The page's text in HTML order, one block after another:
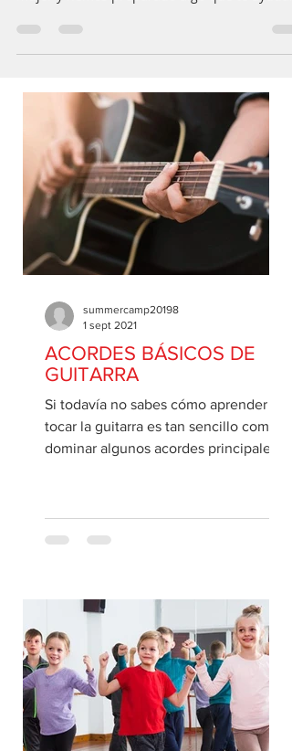
poder femenino en tu sangre? Es el mes de la
mujer y hemos preparado algo que te
ACORDES BÁSICOS DE
GUITARRA
Si todavía no sabes cómo aprender a
summercamp20198
1 sept 2021